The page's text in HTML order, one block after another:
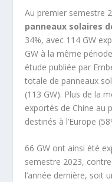
Au premier semestre
panneaux solaires
34%, avec 114 GW
GW à la même
étude publiée par
totale de panneaux
(113 GW). Plus de la
exportés de Chine au
destinés à l’Europe
66 GW ont ainsi été
semestre 2023,
l’année dernière, soit